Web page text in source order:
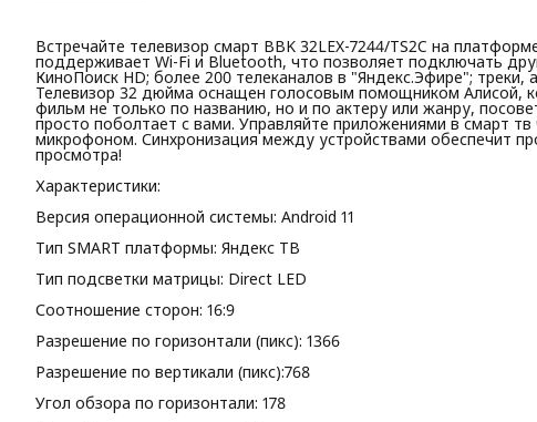
Встречайте телевизор смарт BBK 32LEX-7244/TS2C на
поддерживает Wi-Fi и Bluetooth, что позволяет подключать
КиноПоиск HD; более 200 телеканалов в "Яндекс.Эфире";
Телевизор 32 дюйма оснащен голосовым помощником Алисой,
фильм не только по названию, но и по актеру или жанру,
просто поболтает с вами. Управляйте приложениями в смарт
микрофоном. Синхронизация между устройствами обеспечит
просмотра!
Характеристики:
Версия операционной системы: Android 11
Тип SMART платформы: Яндекс ТВ
Тип подсветки матрицы: Direct LED
Соотношение сторон: 16:9
Разрешение по горизонтали (пикс): 1366
Разрешение по вертикали (пикс):768
Угол обзора по горизонтали: 178